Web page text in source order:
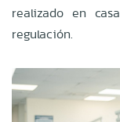
realizado en
regulación.